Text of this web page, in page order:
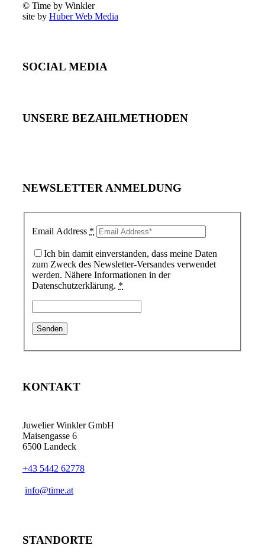
© Time by Winkler
site by Huber Web Media
SOCIAL MEDIA
UNSERE BEZAHLMETHODEN
NEWSLETTER ANMELDUNG
Email Address *
Ich bin damit einverstanden, dass meine Daten
zum Zweck des Newsletter-Versandes verwendet
werden. Nähere Informationen in der
Datenschutzerklärung. *
KONTAKT
Juwelier Winkler GmbH
Maisengasse 6
6500 Landeck
+43 5442 62778
info@time.at
STANDORTE